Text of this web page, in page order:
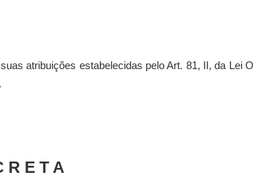
atribuições estabelecidas pelo Art. 81, II, da Lei
R E T A